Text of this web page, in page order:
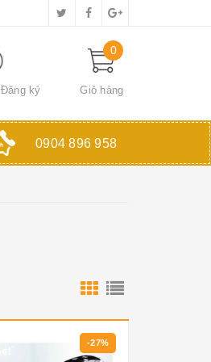
Đăng ký
0
Giỏ hàng
0904 896 958
-27%